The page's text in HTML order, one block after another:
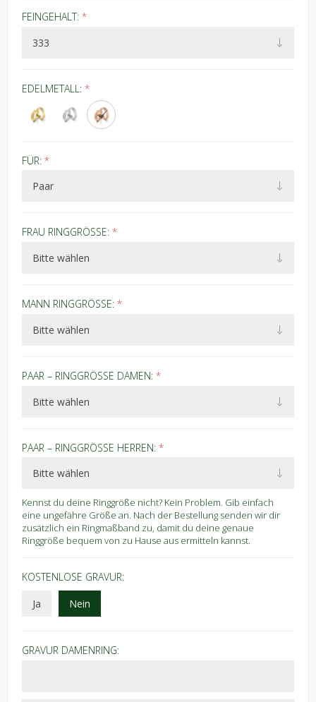
FEINGEHALT: *
EDELMETALL: *
FÜR: *
FRAU RINGGRÖSSE: *
MANN RINGGRÖSSE: *
PAAR – RINGGRÖSSE DAMEN: *
PAAR – RINGGRÖSSE HERREN: *
Kennst du deine Ringgröße nicht? Kein Problem. Gib einfach
eine ungefähre Größe an. Nach der Bestellung senden wir dir
zusätzlich ein Ringmaßband zu, damit du deine genaue
Ringgröße bequem von zu Hause aus ermitteln kannst.
KOSTENLOSE GRAVUR:
Ja
Nein
GRAVUR DAMENRING: